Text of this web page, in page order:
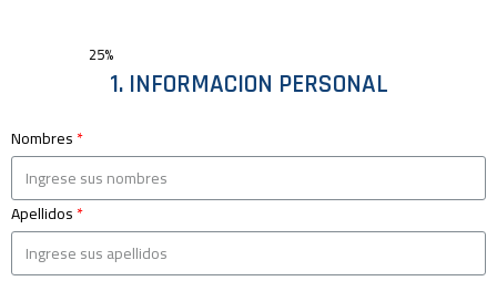
25%
1. INFORMACION PERSONAL
Nombres
Apellidos